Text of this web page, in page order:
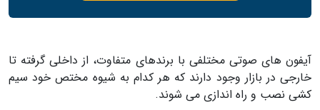
آیفون های صوتی مختلفی با برندهای متفاوت، از داخلی گرفته تا
خارجی در بازار وجود دارند که هر کدام به شیوه مختص خود سیم
کشی نصب و راه اندازی می شوند.